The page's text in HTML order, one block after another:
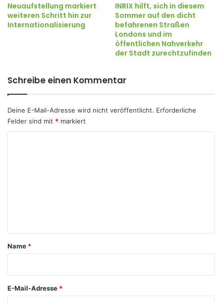
Neuaufstellung markiert
weiteren Schritt hin zur
Internationalisierung
INRIX hilft, sich in diesem
Sommer auf den dicht
befahrenen Straßen
Londons und im
öffentlichen Nahverkehr
der Stadt zurechtzufinden
Schreibe einen Kommentar
Deine E-Mail-Adresse wird nicht veröffentlicht. Erforderliche
Felder sind mit * markiert
a
Name *
E-Mail-Adresse *